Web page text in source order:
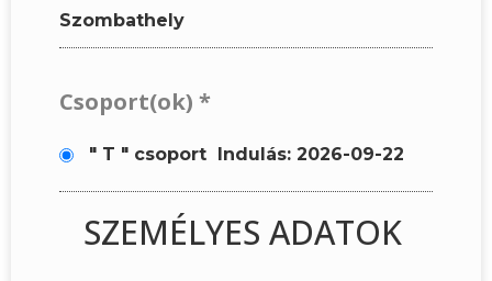
Szombathely
Csoport(ok) *
" T " csoport Indulás: 2026-09-22
SZEMÉLYES ADATOK